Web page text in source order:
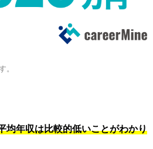
。
均年収は比較的低いことがわかり